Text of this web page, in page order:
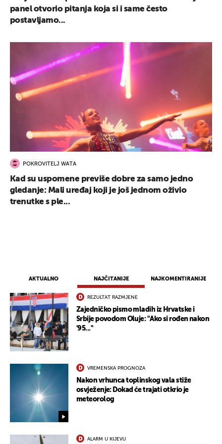
AKTUALNO NAJČITANIJE NAJKOMENTIRANIJE
REZULTAT RAZMJENE
Zajedničko pismo mladih iz Hrvatske i
Srbije povodom Oluje: "Ako si rođen nakon
'95..."
VREMENSKA PROGNOZA
Nakon vrhunca toplinskog vala stiže
osvježenje: Dokad će trajati otkrio je
meteorolog
ALARM U KIJEVU
panel otvorio pitanja koja si i same često
postavljamo...
POKROVITELJ WATA
Kad su uspomene previše dobre za samo jedno
gledanje: Mali uređaj koji je još jednom oživio
trenutke s ple...
UKLJUČITE NOTIFIKACIJE